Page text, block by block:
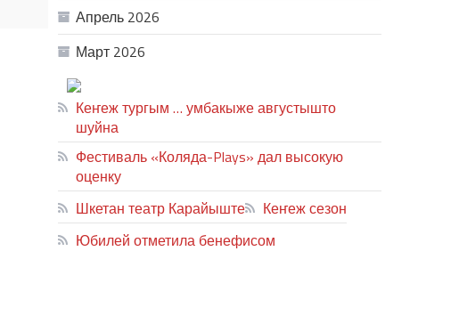
Апрель 2026
Март 2026
Кеҥеж тургым … умбакыже августышто
шуйна
Фестиваль «Коляда-Plays» дал высокую
оценку
Шкетан театр Карайыште
Кеҥеж сезон
Юбилей отметила бенефисом